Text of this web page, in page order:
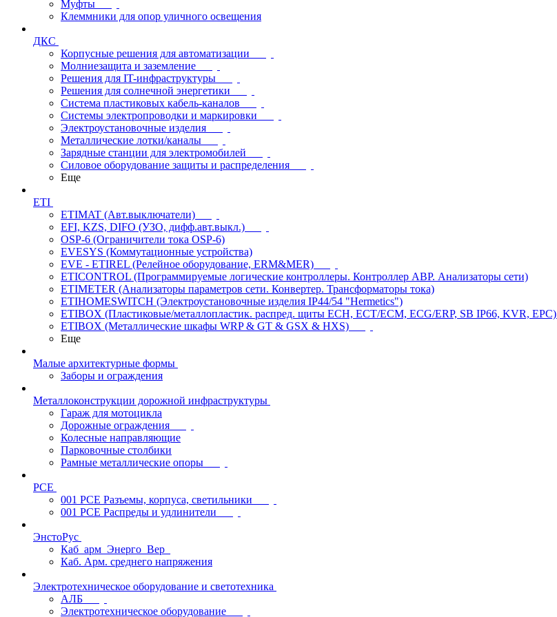
Муфты
Клеммники для опор уличного освещения
ДКС
Корпусные решения для автоматизации
Молниезащита и заземление
Решения для IT-инфраструктуры
Решения для солнечной энергетики
Система пластиковых кабель-каналов
Системы электропроводки и маркировки
Электроустановочные изделия
Металлические лотки/каналы
Зарядные станции для электромобилей
Силовое оборудование защиты и распределения
Еще
ETI
ETIMAT (Авт.выключатели)
EFI, KZS, DIFO (УЗО, дифф.авт.выкл.)
OSP-6 (Ограничители тока OSP-6)
EVESYS (Коммутационные устройства)
EVE - ETIREL (Релейное оборудование, ERM&MER)
ETICONTROL (Программируемые логические контроллеры. Контроллер АВР. Анализаторы сети)
ETIMETER (Анализаторы параметров сети. Конвертер. Трансформаторы тока)
ETIHOMESWITCH (Электроустановочные изделия IP44/54 "Hermetics")
ETIBOX (Пластиковые/металлопластик. распред. щиты ECH, ECT/ECM, ECG/ERP, SB IP66, KVR, EPC)
ETIBOX (Металлические шкафы WRP & GT & GSX & HXS)
Еще
Малые архитектурные формы
Заборы и ограждения
Металлоконструкции дорожной инфраструктуры
Гараж для мотоцикла
Дорожные ограждения
Колесные направляющие
Парковочные столбики
Рамные металлические опоры
PCE
001 PCE Разъемы, корпуса, светильники
001 PCE Распреды и удлинители
ЭнстоРус
Каб_арм_Энерго_Вер_
Каб. Арм. среднего напряжения
Электротехническое оборудование и светотехника
АЛБ
Электротехническое оборудование